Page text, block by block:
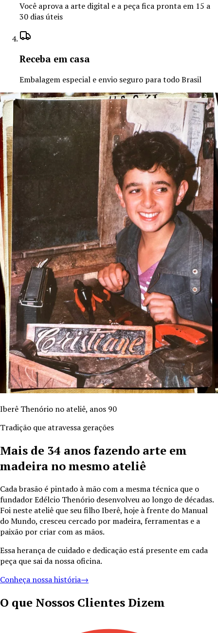
Você aprova a arte digital e a peça fica pronta em 15 a
30 dias úteis
Receba em casa
Embalagem especial e envio seguro para todo Brasil
Iberê Thenório no ateliê, anos 90
Tradição que atravessa gerações
Mais de 34 anos fazendo arte em
madeira no mesmo ateliê
Cada brasão é pintado à mão com a mesma técnica que o
fundador Edélcio Thenório desenvolveu ao longo de décadas.
Foi neste ateliê que seu filho Iberê, hoje à frente do Manual
do Mundo, cresceu cercado por madeira, ferramentas e a
paixão por criar com as mãos.
Essa herança de cuidado e dedicação está presente em cada
peça que sai da nossa oficina.
Conheça nossa história→
O que Nossos Clientes Dizem